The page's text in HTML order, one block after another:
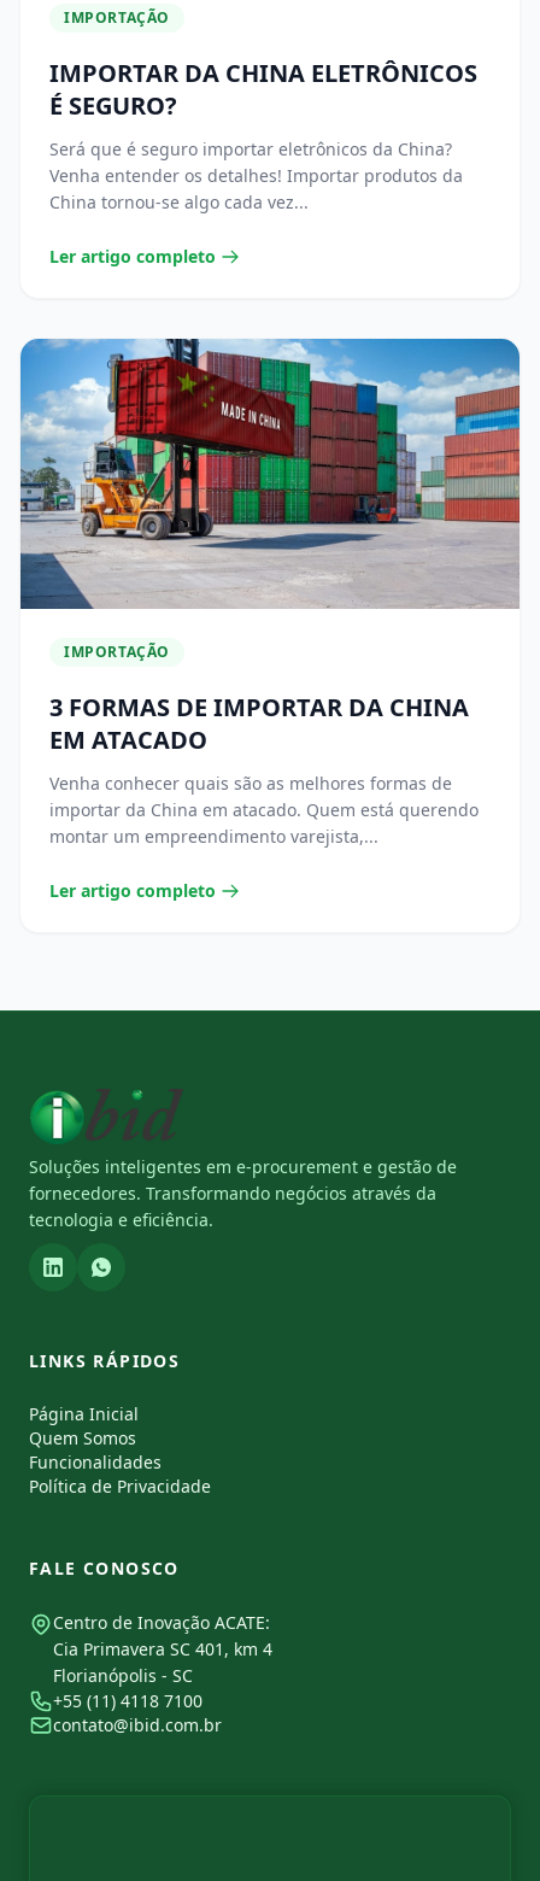
IMPORTAÇÃO
IMPORTAR DA CHINA ELETRÔNICOS
É SEGURO?
Será que é seguro importar eletrônicos da China?
Venha entender os detalhes! Importar produtos da
China tornou-se algo cada vez...
Ler artigo completo
IMPORTAÇÃO
3 FORMAS DE IMPORTAR DA CHINA
EM ATACADO
Venha conhecer quais são as melhores formas de
importar da China em atacado. Quem está querendo
montar um empreendimento varejista,...
Ler artigo completo
Soluções inteligentes em e-procurement e gestão de
fornecedores. Transformando negócios através da
tecnologia e eficiência.
LINKS RÁPIDOS
Página Inicial
Quem Somos
Funcionalidades
Política de Privacidade
FALE CONOSCO
Centro de Inovação ACATE:
Cia Primavera SC 401, km 4
Florianópolis - SC
+55 (11) 4118 7100
contato@ibid.com.br